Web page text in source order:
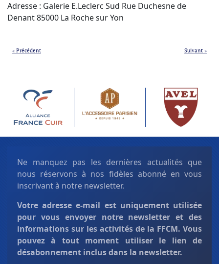
Adresse : Galerie E.Leclerc Sud Rue Duchesne de
Denant 85000 La Roche sur Yon
« Précédent Suivant »
Ne manquez pas les dernières actualités que
nous réservons à nos fidèles abonné en vous
inscrivant à notre newsletter.
Votre adresse e-mail est uniquement utilisée
pour vous envoyer notre newsletter et des
informations sur les activités de la FFCM. Vous
pouvez à tout moment utiliser le lien de
désabonnement inclus dans la newsletter.